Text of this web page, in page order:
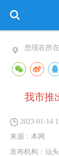
您现在所
我市推
2023-01-14
来源： 本网
发布机构： 汕